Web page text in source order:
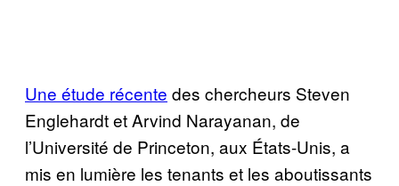
Une étude récente des chercheurs Steven
Englehardt et Arvind Narayanan, de
l’Université de Princeton, aux États-Unis, a
mis en lumière les tenants et les aboutissants